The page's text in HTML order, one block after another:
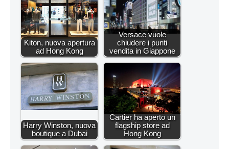
Kiton, nuova apertura
ad Hong Kong
Versace vuole
chiudere i punti
vendita in Giappone
Harry Winston, nuova
boutique a Dubai
Cartier ha aperto un
flagship store ad
Hong Kong